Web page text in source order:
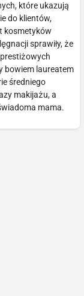
które ukazują
do klientów,
kosmetyków
sprawiły, że
bowiem laureatem
średniego
makijażu, a
mama.